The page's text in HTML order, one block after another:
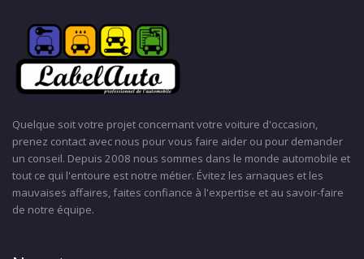
Quelque soit votre projet concernant votre voiture d'occasion,
prenez contact avec nous pour vous faire aider ou pour demander
un conseil. Depuis 2008 nous sommes dans le monde automobile et
tout ce qui l'entoure est notre métier. Évitez les arnaques et les
mauvaises affaires, faites confiance à l'expertise et au savoir-faire
de notre équipe.